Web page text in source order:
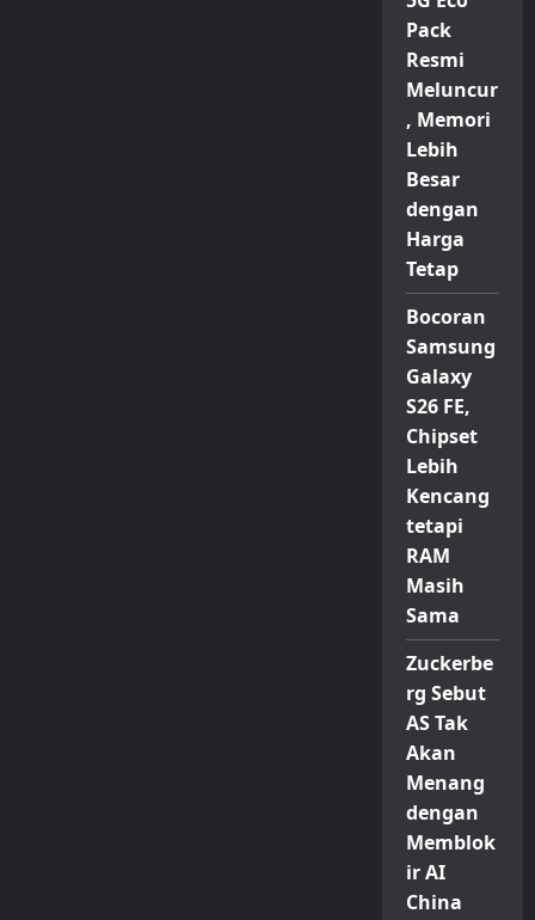
Pack
Resmi
Meluncur
, Memori
Lebih
Besar
dengan
Harga
Tetap
Bocoran
Samsung
Galaxy
S26 FE,
Chipset
Lebih
Kencang
tetapi
RAM
Masih
Sama
Zuckerbe
rg Sebut
AS Tak
Akan
Menang
dengan
Memblok
ir AI
China